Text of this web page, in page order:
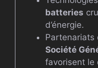
batteries
d’énergie.
Partenariats
Société
favorisent le